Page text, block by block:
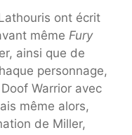
ont écrit
même Fury
ainsi que de
personnage,
Warrior avec
même alors,
de Miller,